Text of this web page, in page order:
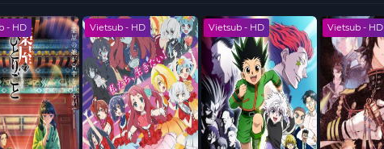
- HD Vietsub - HD Vietsub - HD Vietsub - HD